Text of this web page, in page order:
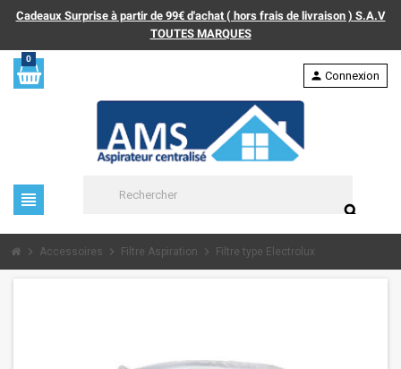
Cadeaux Surprise à partir de 99€ d'achat ( hors frais de livraison ) S.A.V
TOUTES MARQUES
0
view_headline
search
person Connexion
chevron_right Accessoires chevron_right Filtre Aspiration chevron_right Filtre type Electrolux